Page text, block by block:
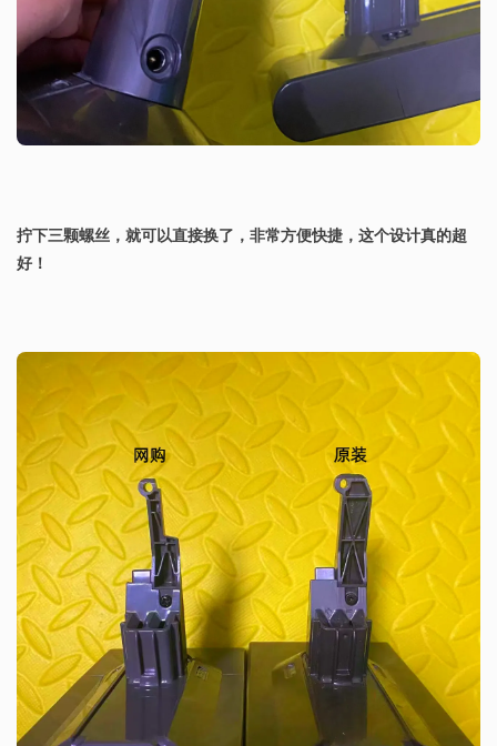
拧下三颗螺丝，就可以直接换了，非常方便快捷，这个设计真的超
好！